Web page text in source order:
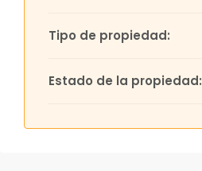
Tipo de propiedad:
Estado de la propiedad: